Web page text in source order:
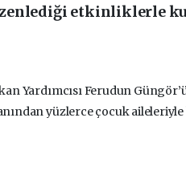
etkinliklerle
Yardımcısı Ferudun
yüzlerce çocuk